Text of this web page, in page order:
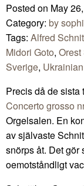
Posted on May
Category: by
Tags: Alfred
Midori Goto, Orest
Sverige,
Precis då de sista
Concerto grosso
Orgelsalen. En
av självaste
snörps åt. Det gör
oemotståndligt